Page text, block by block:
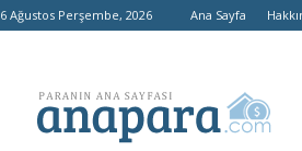
6 Ağustos Perşembe, 2026 Ana Sayfa